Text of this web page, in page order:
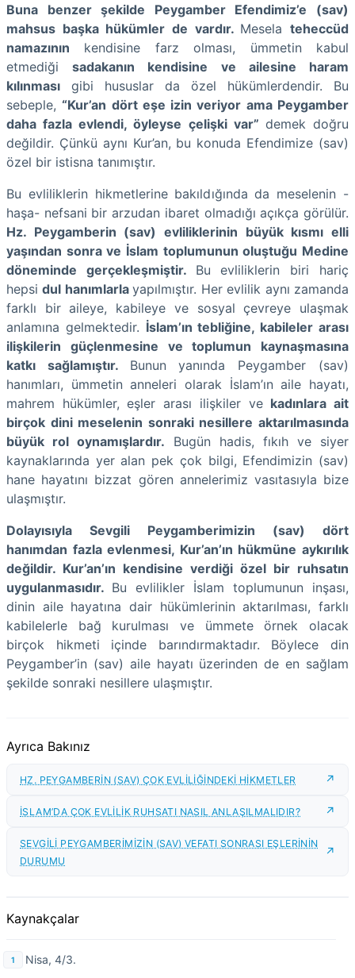
Buna benzer şekilde Peygamber Efendimiz’e (sav)
mahsus başka hükümler de vardır. Meselateheccüd
namazının kendisine farz olması, ümmetin kabul
etmediğisadakanın kendisine ve ailesine haram
kılınması gibi hususlar da özel hükümlerdendir. Bu
sebeple, “Kur’an dört eşe izin veriyor ama Peygamber
daha fazla evlendi, öyleyse çelişki var” demek doğru
değildir. Çünkü aynı Kur’an, bu konuda Efendimize (sav)
özel bir istisna tanımıştır.
Bu evliliklerin hikmetlerine bakıldığında da meselenin -
haşa- nefsani bir arzudan ibaret olmadığı açıkça görülür.
Hz. Peygamberin (sav) evliliklerinin büyük kısmı elli
yaşından sonra ve İslam toplumunun oluştuğu Medine
döneminde gerçekleşmiştir. Bu evliliklerin biri hariç
hepsidul hanımlarlayapılmıştır. Her evlilik aynı zamanda
farklı bir aileye, kabileye ve sosyal çevreye ulaşmak
anlamına gelmektedir. İslam’ın tebliğine, kabileler arası
ilişkilerin güçlenmesine ve toplumun kaynaşmasına
katkı sağlamıştır. Bunun yanında Peygamber (sav)
hanımları, ümmetin anneleri olarak İslam’ın aile hayatı,
mahrem hükümler, eşler arası ilişkiler ve kadınlara ait
birçok dini meselenin sonraki nesillere aktarılmasında
büyük rol oynamışlardır. Bugün hadis, fıkıh ve siyer
kaynaklarında yer alan pek çok bilgi, Efendimizin (sav)
hane hayatını bizzat gören annelerimiz vasıtasıyla bize
ulaşmıştır.
Dolayısıyla Sevgili Peygamberimizin (sav) dört
hanımdan fazla evlenmesi, Kur’an’ın hükmüne aykırılık
değildir. Kur’an’ın kendisine verdiği özel bir ruhsatın
uygulanmasıdır. Bu evlilikler İslam toplumunun inşası,
dinin aile hayatına dair hükümlerinin aktarılması, farklı
kabilelerle bağ kurulması ve ümmete örnek olacak
birçok hikmeti içinde barındırmaktadır. Böylece din
Peygamber’in (sav) aile hayatı üzerinden de en sağlam
şekilde sonraki nesillere ulaşmıştır.
Ayrıca Bakınız
HZ. PEYGAMBERİN (SAV) ÇOK EVLİLİĞİNDEKİ HİKMETLER
İSLAM’DA ÇOK EVLİLİK RUHSATI NASIL ANLAŞILMALIDIR?
SEVGİLİ PEYGAMBERİMİZİN (SAV) VEFATI SONRASI EŞLERİNİN
DURUMU
Kaynakçalar
Nisa, 4/3.